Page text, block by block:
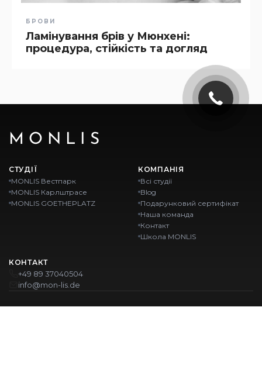
БРОВИ
Ламінування брів у Мюнхені:
процедура, стійкість та догляд
MONLIS
СТУДІЇ
MONLIS Вестпарк
MONLIS Карлштрасе
MONLIS GOETHEPLATZ
КОМПАНІЯ
Всі студії
Blog
Подарунковий сертифікат
Наша команда
Контакт
Школа MONLIS
КОНТАКТ
+49 89 37040504
info@mon-lis.de